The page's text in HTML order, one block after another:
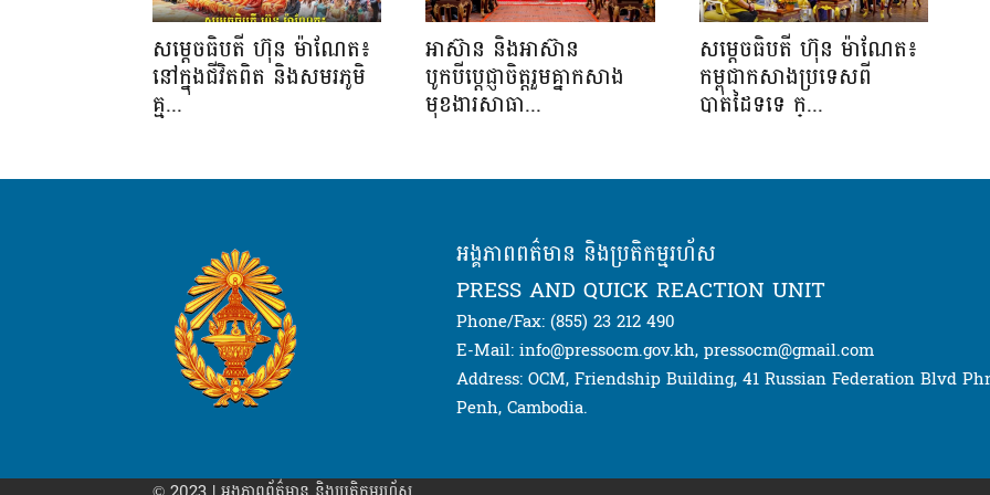
សម្តេចធិបតី ហ៊ុន ម៉ាណែត៖
នៅក្នុងជីវិតពិត និងសមរភូមិ
គ្ម...
អាស៊ាន និងអាស៊ាន
បូកបីប្តេជ្ញាចិត្តរួមគ្នាកសាង
មុខងារសាធា...
សម្ដេចធិបតី ហ៊ុន ម៉ាណែត៖
កម្ពុជាកសាងប្រទេសពី
បាតដៃទទេ ក្...
អង្គភាពពត៌មាន និងប្រតិកម្មរហ័ស
PRESS AND QUICK REACTION UNIT
Phone/Fax: (855) 23 212 490
E-Mail: info@pressocm.gov.kh, pressocm@gmail.com
Address: OCM, Friendship Building, 41 Russian Federation Blvd
Penh, Cambodia.